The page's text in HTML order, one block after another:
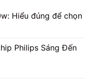
Hiểu đúng để chọn
Philips Sáng Đến